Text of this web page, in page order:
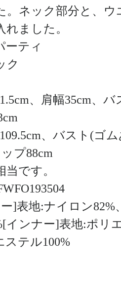
。ネック部分と、
れました。
ーティ
ク
、肩幅35cm、
、バスト(ゴ
プ88cm
です。
]表地:ナイロン82%
インナー]表地:ポリ
ステル100%